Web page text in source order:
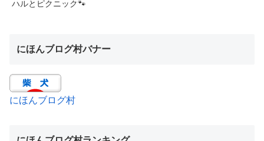
ハルとピクニック🐾
にほんブログ村バナー
にほんブログ村